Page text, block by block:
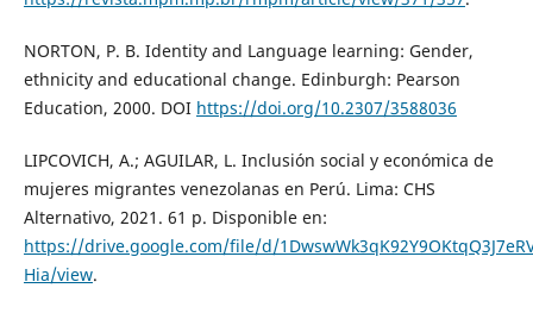
NORTON, P. B. Identity and Language learning: Gender,
ethnicity and educational change. Edinburgh: Pearson
Education, 2000. DOI https://doi.org/10.2307/3588036
LIPCOVICH, A.; AGUILAR, L. Inclusión social y económica de
mujeres migrantes venezolanas en Perú. Lima: CHS
Alternativo, 2021. 61 p. Disponible en:
https://drive.google.com/file/d/
Hia/view.